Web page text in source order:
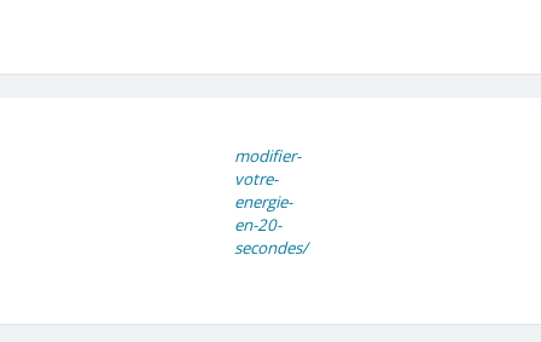
modifier-
votre-
energie-
en-20-
secondes/